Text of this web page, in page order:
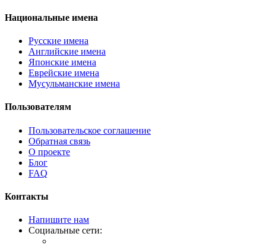
Национальные имена
Русские имена
Английские имена
Японские имена
Еврейские имена
Мусульманские имена
Пользователям
Пользовательское соглашение
Обратная связь
О проекте
Блог
FAQ
Контакты
Напишите нам
Социальные сети: